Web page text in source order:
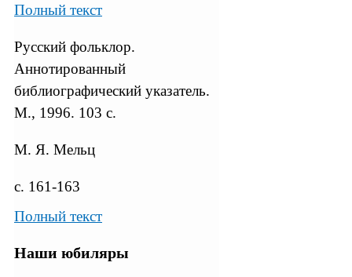
Полный текст
Русский фольклор.
Аннотированный
библиографический указатель.
М., 1996. 103 с.
М. Я. Мельц
с. 161-163
Полный текст
Наши юбиляры